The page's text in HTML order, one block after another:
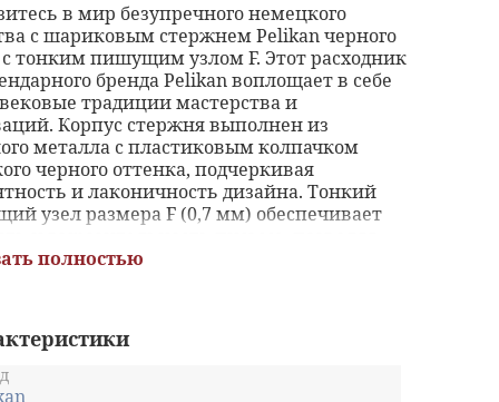
в мир безупречного немецкого
с шариковым стержнем Pelikan черного
тонким пишущим узлом F. Этот расходник
бренда Pelikan воплощает в себе
традиции мастерства и
Корпус стержня выполнен из
металла с пластиковым колпачком
черного оттенка, подчеркивая
и лаконичность дизайна. Тонкий
узел размера F (0,7 мм) обеспечивает
на бумаге самые тонкие нюансы
времени. Этот стержень стандартного
размера G2 совместим с любыми
ручками, заправляющимися
полностью